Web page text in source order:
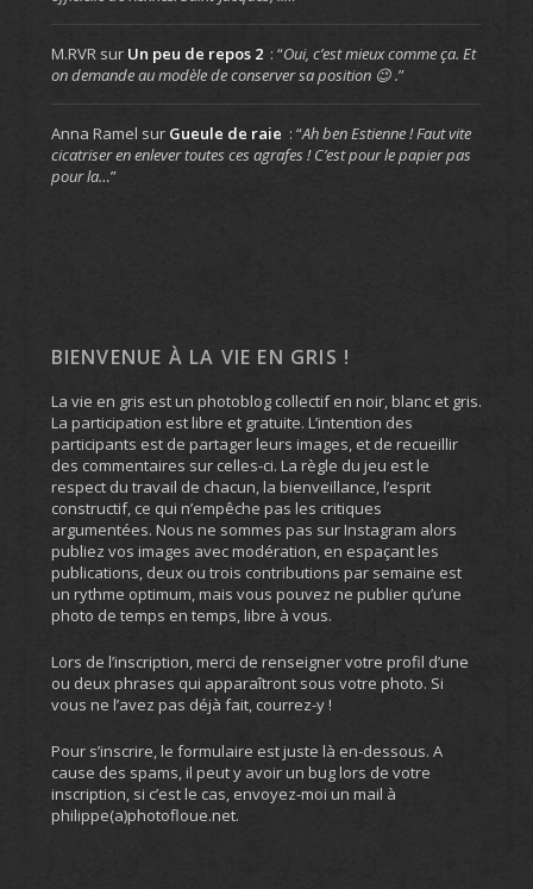
M.RVRsur Un peu de repos 2 : “Oui, c’est mieux comme ça. Et
on demande au modèle de conserver sa position 😉 .”
Anna Ramel sur Gueule de raie : “Ah ben Estienne ! Faut vite
cicatriser en enlever toutes ces agrafes ! C’est pour le papier pas
pour la…”
BIENVENUE À LA VIE EN GRIS !
La vie en gris est un photoblog collectif en noir, blanc et gris.
La participation est libre et gratuite. L’intention des
participants est de partager leurs images, et de recueillir
des commentaires sur celles-ci. La règle du jeu est le
respect du travail de chacun, la bienveillance, l’esprit
constructif, ce qui n’empêche pas les critiques
argumentées. Nous ne sommes pas sur Instagram alors
publiez vos images avec modération, en espaçant les
publications, deux ou trois contributions par semaine est
un rythme optimum, mais vous pouvez ne publier qu’une
photo de temps en temps, libre à vous.
Lors de l’inscription, merci de renseigner votre profil d’une
ou deux phrases qui apparaîtront sous votre photo. Si
vous ne l’avez pas déjà fait, courrez-y !
Pour s’inscrire, le formulaire est juste là en-dessous. A
cause des spams, il peut y avoir un bug lors de votre
inscription, si c’est le cas, envoyez-moi un mail à
philippe(a)photofloue.net.